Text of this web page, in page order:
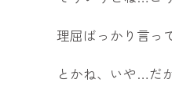
理屈ばっかり言っ
とかね、いや…だ